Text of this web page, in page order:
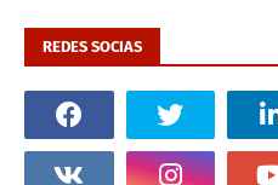
REDES SOCIAS